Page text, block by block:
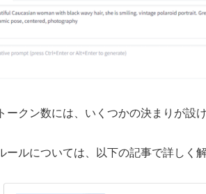
ークン数には、いくつかの決まりが設
ールについては、以下の記事で詳しく